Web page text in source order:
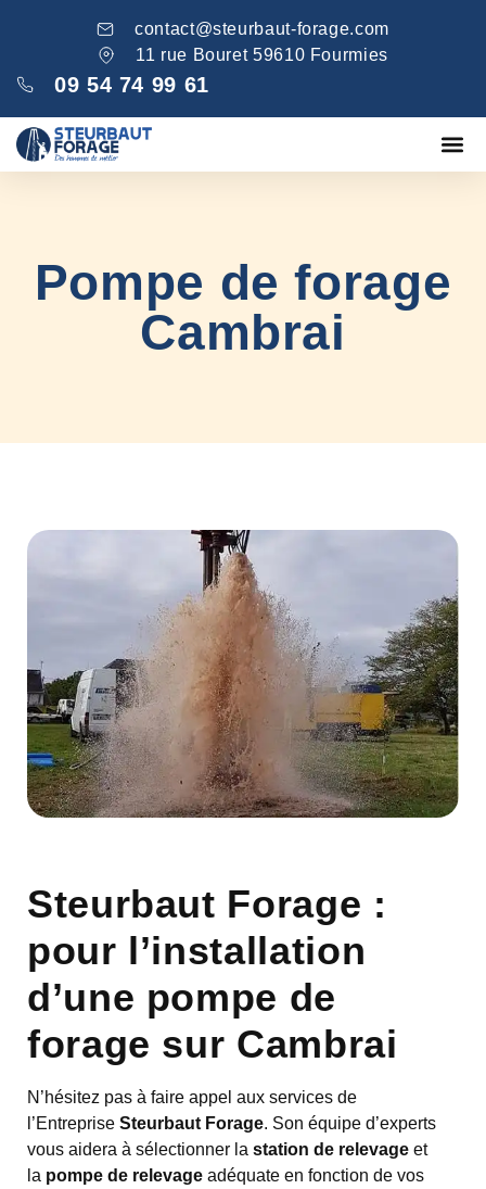
contact@steurbaut-forage.com
11 rue Bouret 59610 Fourmies
09 54 74 99 61
Pompe de forage
Cambrai
Steurbaut Forage :
pour l’installation
d’une pompe de
forage sur Cambrai
N’hésitez pas à faire appel aux services de
l’Entreprise Steurbaut Forage. Son équipe d’experts
vous aidera à sélectionner la station de relevage et
la pompe de relevage adéquate en fonction de vos